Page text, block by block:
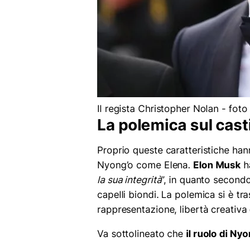
Il regista Christopher Nolan -
La polemica sul
Proprio queste caratteristiche
Nyong’o come Elena. Elon Musk
la sua integrità”, in quanto
capelli biondi. La polemica si è
rappresentazione, libertà
Va sottolineato che il ruolo di